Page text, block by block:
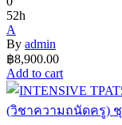
52h
A
By admin
฿8,900.00
Add to cart